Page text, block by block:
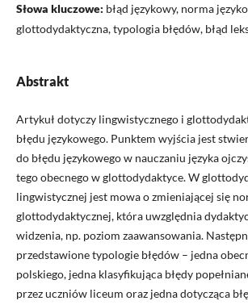
Słowa kluczowe: błąd językowy, norma
glottodydaktyczna, typologia błędów, błąd
Abstrakt
Artykuł dotyczy lingwistycznego i
błędu językowego. Punktem wyjścia jest
do błędu językowego w nauczaniu języka
tego obecnego w glottodydaktyce. W
lingwistycznej jest mowa o zmieniającej się
glottodydaktycznej, która uwzględnia
widzenia, np. poziom zaawansowania.
przedstawione typologie błędów – jedna
polskiego, jedna klasyfikująca błędy
przez uczniów liceum oraz jedna dotycząca